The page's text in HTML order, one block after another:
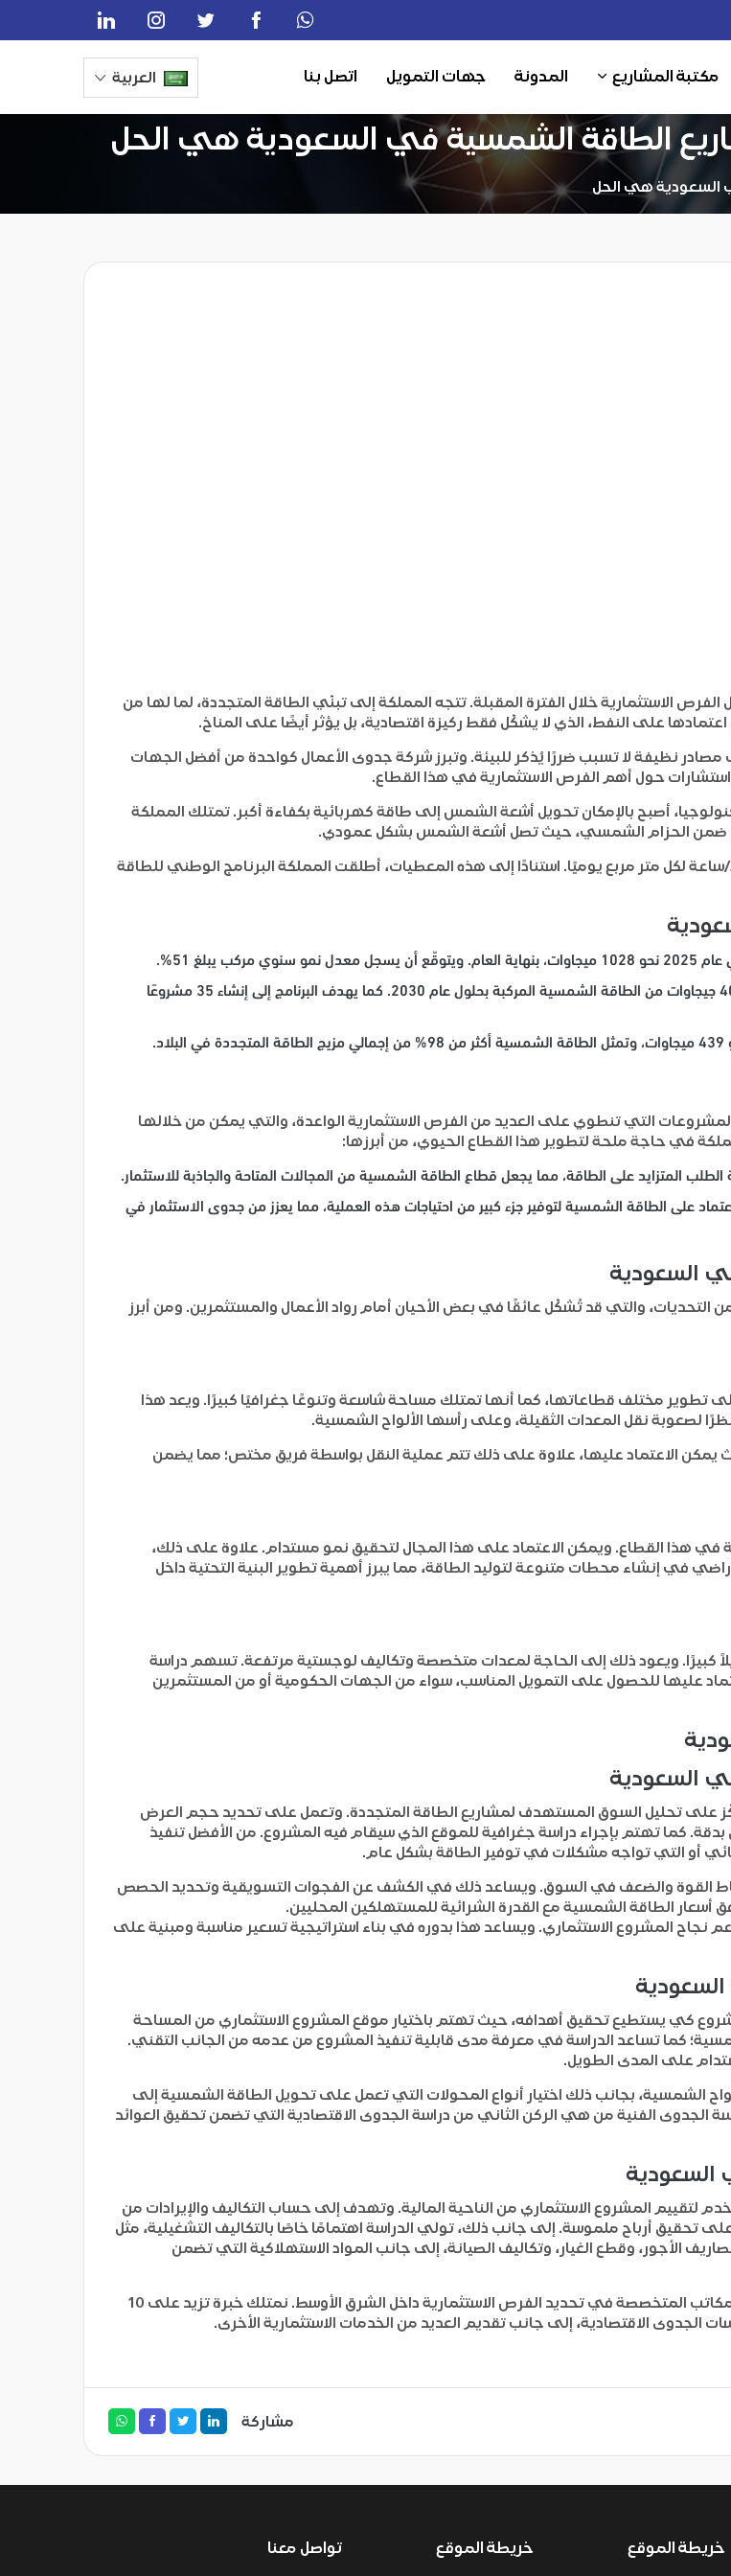
مكتبة المشاريع المدونة جهات التمويل اتصل بنا العربية
الطاقة الشمسية في السعودية هي الحل
السعودية هي الحل
الاستثمارية خلال الفترة المقبلة. تتجه المملكة إلى تبنّي الطاقة المتجددة، لما لها من
على النفط، الذي لا يشكّل فقط ركيزة اقتصادية، بل يؤثر أيضًا على المناخ.
مصادر نظيفة لا تسبب ضررًا يُذكر للبيئة. وتبرز شركة جدوى الأعمال كواحدة من أفضل الجهات
حول أهم الفرص الاستثمارية في هذا القطاع.
أصبح بالإمكان تحويل أشعة الشمس إلى طاقة كهربائية بكفاءة أكبر. تمتلك المملكة
ضمن الحزام الشمسي، حيث تصل أشعة الشمس بشكل عمودي.
تتراوح القدرة الإشعاعية بين 6.7 و9.77 كيلوواط/ساعة لكل متر مربع يوميًا. استنادًا إلى هذه المعطيات، أطلقت المملكة البرنامج الوطني للطاقة
يبلغ 51%.
وقد أطلقت المملكة البرنامج الوطني للطاقة المتجددة بهدف تحقيق 40 جيجاوات من الطاقة الشمسية المركبة بحلول عام 2030. كما يهدف البرنامج إلى إنشاء 35 مشروعًا
التي تنطوي على العديد من الفرص الاستثمارية الواعدة، والتي يمكن من خلالها
في حاجة ملحة لتطوير هذا القطاع الحيوي، من أبرزها:
المتزايد على الطاقة، مما يجعل قطاع الطاقة الشمسية من المجالات المتاحة والجاذبة للاستثمار.
على الطاقة الشمسية لتوفير جزء كبير من احتياجات هذه العملية، مما يعزز من جدوى الاستثمار في
السعودية
والتي قد تُشكّل عائقًا في بعض الأحيان أمام رواد الأعمال والمستثمرين. ومن أبرز
تطوير مختلف قطاعاتها، كما أنها تمتلك مساحة شاسعة وتنوعًا جغرافيًا كبيرًا. ويعد هذا
لصعوبة نقل المعدات الثقيلة، وعلى رأسها الألواح الشمسية.
يمكن الاعتماد عليها، علاوة على ذلك تتم عملية النقل بواسطة فريق مختص؛ مما يضمن
في هذا القطاع. ويمكن الاعتماد على هذا المجال لتحقيق نمو مستدام. علاوة على ذلك،
في إنشاء محطات متنوعة لتوليد الطاقة، مما يبرز أهمية تطوير البنية التحتية داخل
كبيرًا. ويعود ذلك إلى الحاجة لمعدات متخصصة وتكاليف لوجستية مرتفعة. تسهم دراسة
عليها للحصول على التمويل المناسب، سواء من الجهات الحكومية أو من المستثمرين
السعودية
على تحليل السوق المستهدف لمشاريع الطاقة المتجددة. وتعمل على تحديد حجم العرض
كما تهتم بإجراء دراسة جغرافية للموقع الذي سيقام فيه المشروع. من الأفضل تنفيذ
أو التي تواجه مشكلات في توفير الطاقة بشكل عام.
القوة والضعف في السوق. ويساعد ذلك في الكشف عن الفجوات التسويقية وتحديد الحصص
أسعار الطاقة الشمسية مع القدرة الشرائية للمستهلكين المحليين.
المشروع الاستثماري. ويساعد هذا بدوره في بناء استراتيجية تسعير مناسبة ومبنية على
السعودية
كي يستطيع تحقيق أهدافه، حيث تهتم باختيار موقع المشروع الاستثماري من المساحة
كما تساعد الدراسة في معرفة مدى قابلية تنفيذ المشروع من عدمه من الجانب التقني.
على المدى الطويل.
الشمسية، بجانب ذلك اختيار أنواع المحولات التي تعمل على تحويل الطاقة الشمسية إلى
الجدوى الفنية من هي الركن الثاني من دراسة الجدوى الاقتصادية التي تضمن تحقيق العوائد
السعودية
لتقييم المشروع الاستثماري من الناحية المالية. وتهدف إلى حساب التكاليف والإيرادات من
على تحقيق أرباح ملموسة. إلى جانب ذلك، تولي الدراسة اهتمامًا خاصًا بالتكاليف التشغيلية، مثل
الأجور، وقطع الغيار، وتكاليف الصيانة، إلى جانب المواد الاستهلاكية التي تضمن
من أفضل المكاتب المتخصصة في تحديد الفرص الاستثمارية داخل الشرق الأوسط. نمتلك خبرة تزيد على 10
الاقتصادية، إلى جانب تقديم العديد من الخدمات الاستثمارية الأخرى.
مشاركة
خريطة الموقع خريطة الموقع تواصل معنا